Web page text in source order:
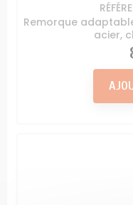
Remorque
acier,